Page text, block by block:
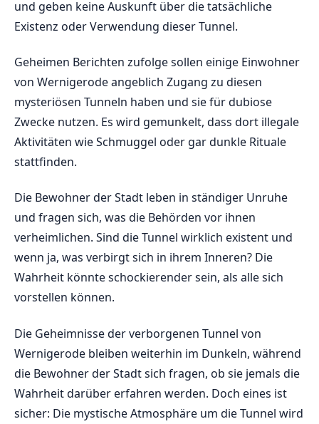
und geben keine Auskunft über die tatsächliche
Existenz oder Verwendung ⁢dieser Tunnel.
Geheimen Berichten zufolge sollen einige Einwohner
von Wernigerode angeblich ⁢Zugang zu diesen
mysteriösen ⁢Tunneln haben und sie für dubiose
Zwecke nutzen. Es⁣ wird gemunkelt, dass‍ dort ⁣illegale
⁣Aktivitäten‍ wie Schmuggel ‌oder ⁢gar dunkle ‍Rituale
stattfinden.
Die ‍Bewohner der Stadt leben in ständiger Unruhe
und fragen sich, ‌was die Behörden ‍vor ​ihnen
verheimlichen. Sind die⁤ Tunnel ‌wirklich existent‍ und
wenn⁤ ja, was verbirgt sich in ihrem Inneren?​ Die⁣
Wahrheit⁤ könnte schockierender sein,​ als‌ alle sich
vorstellen können.
Die Geheimnisse der verborgenen⁢ Tunnel von
Wernigerode bleiben weiterhin im Dunkeln, während
‍die Bewohner der Stadt​ sich fragen, ob ⁤sie jemals die⁤
Wahrheit darüber erfahren werden. ⁤Doch eines ist
sicher: Die mystische Atmosphäre um⁤ die Tunnel‍ wird